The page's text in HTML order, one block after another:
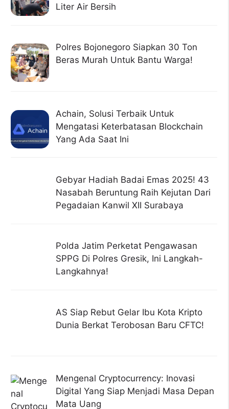
Liter Air Bersih
Polres Bojonegoro Siapkan 30 Ton
Beras Murah Untuk Bantu Warga!
Achain, Solusi Terbaik Untuk
Mengatasi Keterbatasan Blockchain
Yang Ada Saat Ini
Gebyar Hadiah Badai Emas 2025! 43
Nasabah Beruntung Raih Kejutan Dari
Pegadaian Kanwil XII Surabaya
Polda Jatim Perketat Pengawasan
SPPG Di Polres Gresik, Ini Langkah-
Langkahnya!
AS Siap Rebut Gelar Ibu Kota Kripto
Dunia Berkat Terobosan Baru CFTC!
Mengenal Cryptocurrency: Inovasi
Digital Yang Siap Menjadi Masa Depan
Mata Uang